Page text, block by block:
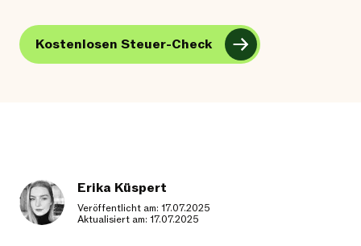
Kostenlosen Steuer-Check
Erika Küspert
Veröffentlicht am: 17.07.2025
Aktualisiert am: 17.07.2025